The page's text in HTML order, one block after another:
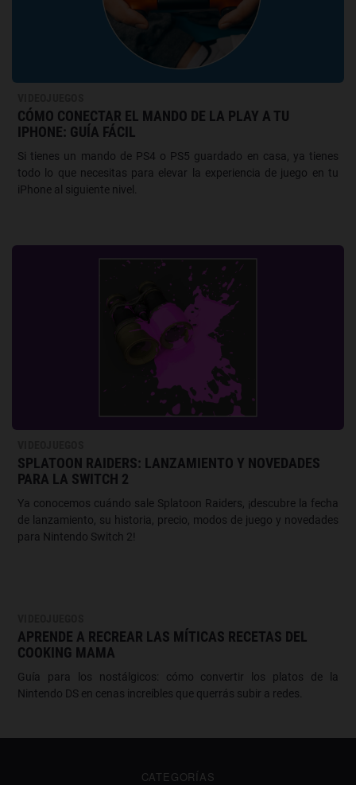
CÓMO CONECTAR EL MANDO DE LA PLAY A TU
IPHONE: GUÍA FÁCIL
Si tienes un mando de PS4 o PS5 guardado en casa, ya tienes
todo lo que necesitas para elevar la experiencia de juego en tu
iPhone al siguiente nivel.
SPLATOON RAIDERS: LANZAMIENTO Y NOVEDADES
PARA LA SWITCH 2
Ya conocemos cuándo sale Splatoon Raiders, ¡descubre la fecha
de lanzamiento, su historia, precio, modos de juego y novedades
para Nintendo Switch 2!
APRENDE A RECREAR LAS MÍTICAS RECETAS DEL
COOKING MAMA
Guía para los nostálgicos: cómo convertir los platos de la
Nintendo DS en cenas increíbles que querrás subir a redes.
CATEGORÍAS